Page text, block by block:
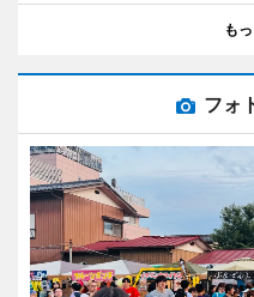
も
フォ